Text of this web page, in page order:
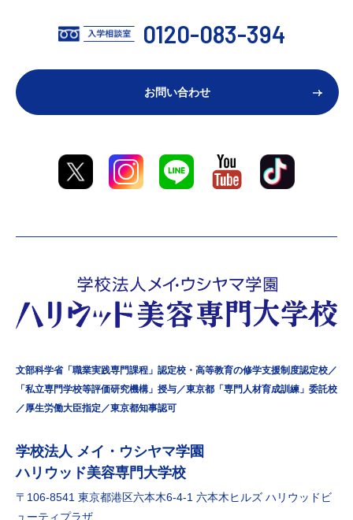
文部科学省「職業実践専門課程」認定校・高等教育の修学支援制度認定校／
「私立専門学校等評価研究機構」授与／東京都「専門人材育成訓練」委託校
／厚生労働大臣指定／東京都知事認可
学校法⼈ メイ・ウシヤマ学園
ハリウッド美容専門大学校
〒106-8541 東京都港区六本⽊6-4-1 六本⽊ヒルズ ハリウッドビ
ューティプラザ
0120-083-394
お問い合わせ